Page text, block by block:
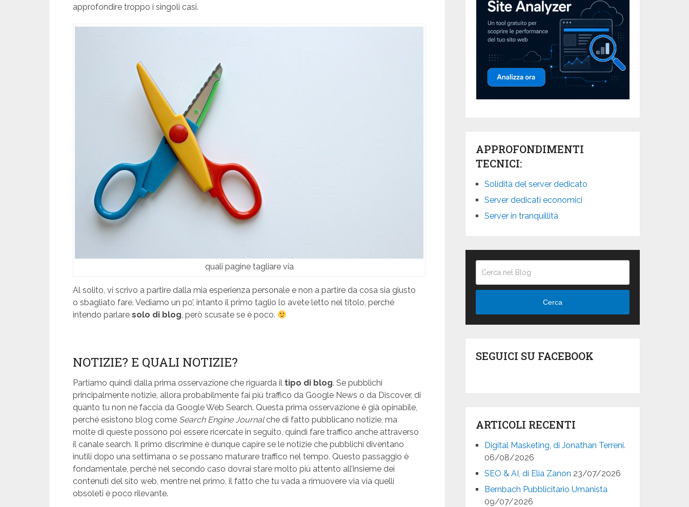
approfondire troppo i singoli casi.
quali pagine tagliare via
Al solito, vi scrivo a partire dalla mia esperienza personale e non a partire da cosa sia giusto
o sbagliato fare. Vediamo un po’, intanto il primo taglio lo avete letto nel titolo, perché
intendo parlare solo di blog, però scusate se è poco.
NOTIZIE? E QUALI NOTIZIE?
Partiamo quindi dalla prima osservazione che riguarda il tipo di blog. Se pubblichi
principalmente notizie, allora probabilmente fai più traffico da Google News o da Discover, di
quanto tu non ne faccia da Google Web Search. Questa prima osservazione è già opinabile,
perché esistono blog come Search Engine Journalche di fatto pubblicano notizie, ma
molte di queste possono poi essere ricercate in seguito, quindi fare traffico anche attraverso
il canale search. Il primo discrimine è dunque capire se le notizie che pubblichi diventano
inutili dopo una settimana o se possano maturare traffico nel tempo. Questo passaggio è
fondamentale, perché nel secondo caso dovrai stare molto più attento all’insieme dei
contenuti del sito web, mentre nel primo, il fatto che tu vada a rimuovere via via quelli
obsoleti è poco rilevante.
APPROFONDIMENTI
TECNICI:
Solidità del server dedicato
Server dedicati economici
Server in tranquillità
Cerca
SEGUICI SU FACEBOOK
ARTICOLI RECENTI
Digital Masketing, di Jonathan Terreni.
06/08/2026
SEO & AI, di Elia Zanon 23/07/2026
Bernbach Pubblicitario Umanista
09/07/2026